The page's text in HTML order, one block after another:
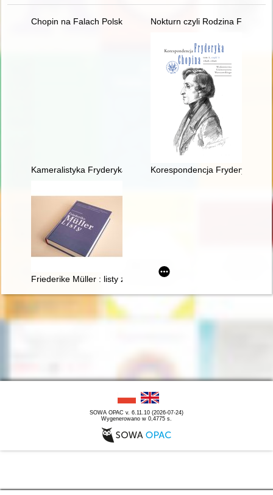
Chopin na Falach Polskiego RadiaNokturn czyli Rodzina
Kameralistyka Fryderyka Chopina. Margines czy integralna
Korespondencja Fryderyka
Friederike Müller : listy z Paryża 1839-1845 : nauczanie i
SOWA OPAC v. 6.11.10 (2026-07-24)
Wygenerowano w 0,4775 s.